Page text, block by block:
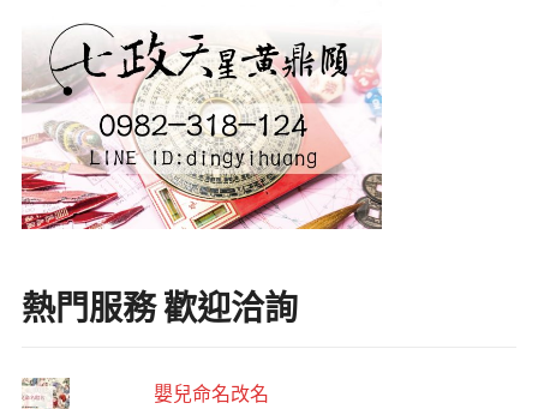
熱門服務 歡迎洽詢
嬰兒命名改名